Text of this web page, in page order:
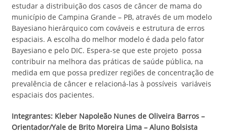
estudar a distribuição dos casos de câncer de mama do
município de Campina Grande – PB, através de um modelo
Bayesiano hierárquico com cováveis e estrutura de erros
espaciais. A escolha do melhor modelo é dada pelo fator
Bayesiano e pelo DIC. Espera-se que este projeto possa
contribuir na melhora das práticas de saúde pública, na
medida em que possa predizer regiões de concentração de
prevalência de câncer e relacioná-las à possíveis variáveis
espaciais dos pacientes.
Integrantes: Kleber Napoleão Nunes de Oliveira Barros –
Orientador/Yale de Brito Moreira Lima – Aluno Bolsista